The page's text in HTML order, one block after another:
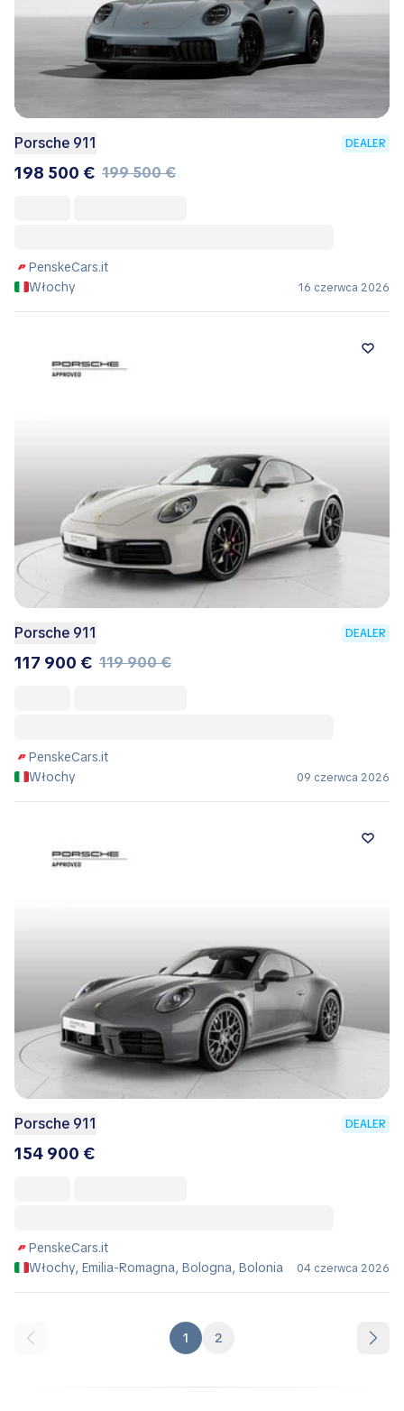
Porsche 911 DEALER
198 500 € 199 500 €
PenskeCars.it
Włochy
16 czerwca 2026
Porsche 911 DEALER
117 900 € 119 900 €
PenskeCars.it
Włochy
09 czerwca 2026
Porsche 911 DEALER
154 900 €
PenskeCars.it
Włochy, Emilia-Romagna, Bologna, Bolonia
04 czerwca 2026
1 2